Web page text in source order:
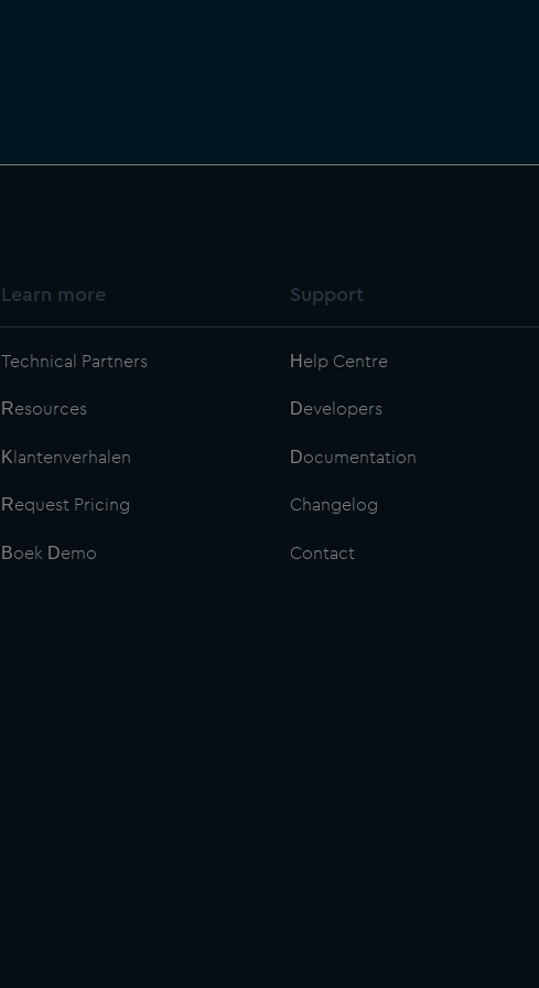
Learn more
Technical Partners
Resources
Klantenverhalen
Request Pricing
Boek Demo
Support
Help Centre
Developers
Documentation
Changelog
Contact